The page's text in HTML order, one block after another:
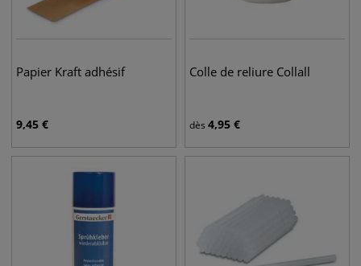
Papier Kraft adhésif
9,45 €
Colle de reliure Collall
dès 4,95 €